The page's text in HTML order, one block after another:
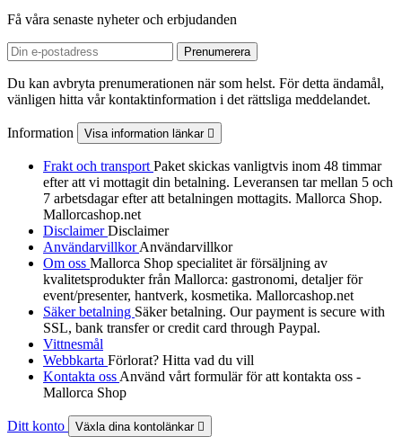
Få våra senaste nyheter och erbjudanden
Du kan avbryta prenumerationen när som helst. För detta ändamål,
vänligen hitta vår kontaktinformation i det rättsliga meddelandet.
Information Visa information länkar 
Frakt och transport Paket skickas vanligtvis inom 48 timmar
efter att vi mottagit din betalning. Leveransen tar mellan 5 och
7 arbetsdagar efter att betalningen mottagits. Mallorca Shop.
Mallorcashop.net
DisclaimerDisclaimer
AnvändarvillkorAnvändarvillkor
Om oss Mallorca Shop specialitet är försäljning av
kvalitetsprodukter från Mallorca: gastronomi, detaljer för
event/presenter, hantverk, kosmetika. Mallorcashop.net
Säker betalning Säker betalning. Our payment is secure with
SSL, bank transfer or credit card through Paypal.
Vittnesmål
Webbkarta Förlorat? Hitta vad du vill
Kontakta oss Använd vårt formulär för att kontakta oss -
Mallorca Shop
Ditt konto Växla dina kontolänkar 